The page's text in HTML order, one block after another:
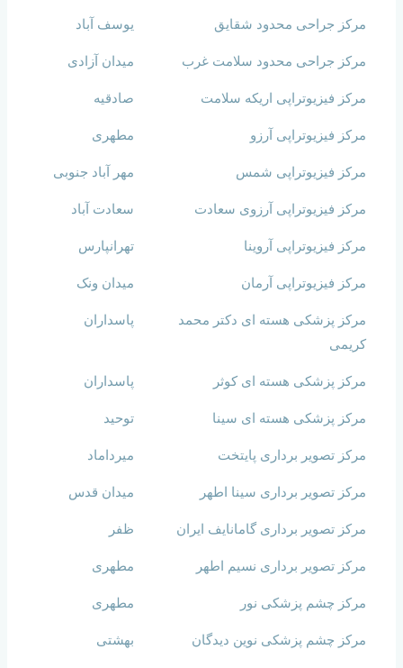
مرکز جراحی محدود شقایق یوسف آباد
مرکز جراحی محدود سلامت غرب میدان آزادی
مرکز فیزیوتراپی اریکه سلامت صادقیه
مرکز فیزیوتراپی آرزو مطهری
مرکز فیزیوتراپی شمس مهر آباد جنوبی
مرکز فیزیوتراپی آرزوی سعادت سعادت آباد
مرکز فیزیوتراپی آروینا تهرانپارس
مرکز فیزیوتراپی آرمان میدان ونک
مرکز پزشکی هسته ای دکتر محمد
کریمی
پاسداران
مرکز پزشکی هسته ای کوثر پاسداران
مرکز پزشکی هسته ای سینا توحید
مرکز تصویر برداری پایتخت میرداماد
مرکز تصویر برداری سینا اطهر میدان قدس
مرکز تصویر برداری گامانایف ایران ظفر
مرکز تصویر برداری نسیم اطهر مطهری
مرکز چشم پزشکی نور مطهری
مرکز چشم پزشکی نوین دیدگان بهشتی